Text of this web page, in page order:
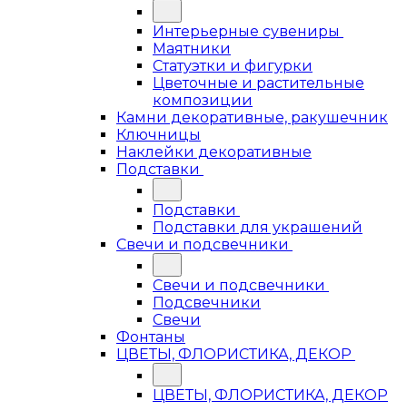
Интерьерные сувениры
Маятники
Статуэтки и фигурки
Цветочные и растительные
композиции
Камни декоративные, ракушечник
Ключницы
Наклейки декоративные
Подставки
Подставки
Подставки для украшений
Свечи и подсвечники
Свечи и подсвечники
Подсвечники
Свечи
Фонтаны
ЦВЕТЫ, ФЛОРИСТИКА, ДЕКОР
ЦВЕТЫ, ФЛОРИСТИКА, ДЕКОР